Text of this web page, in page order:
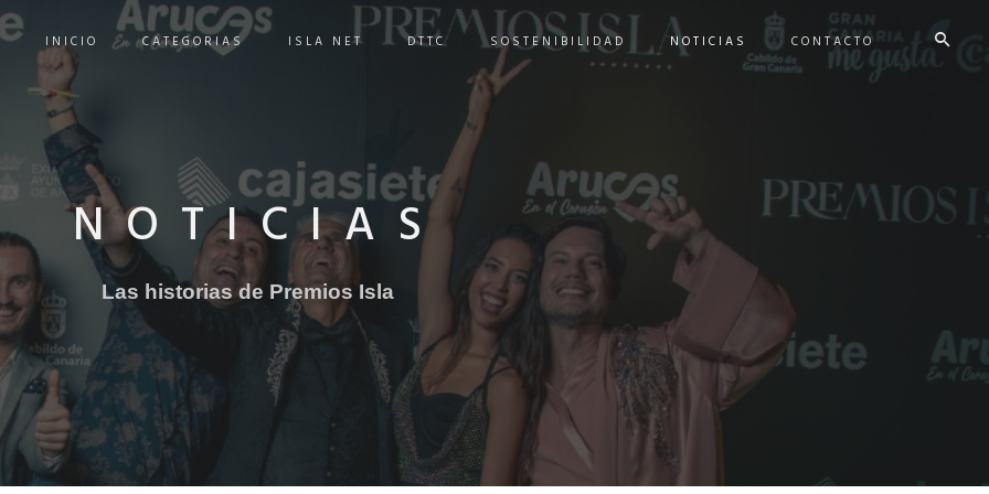
INICIO CATEGORIAS ISLA NET DTTC SOSTENIBILIDAD NOTICIAS CONTACTO
NOTICIAS
Las historias de Premios Isla